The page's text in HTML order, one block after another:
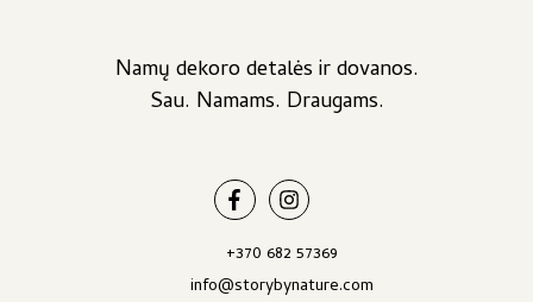
Namų dekoro detalės ir dovanos.
Sau. Namams. Draugams.
+370 682 57369
info@storybynature.com